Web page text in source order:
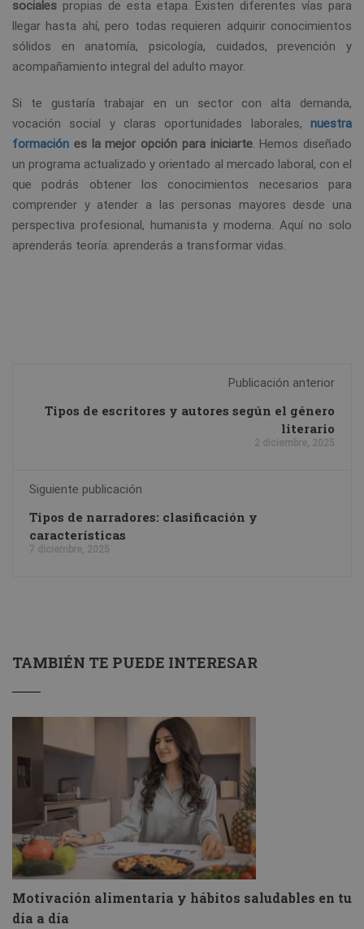
sociales propias de esta etapa. Existen diferentes vías para
llegar hasta ahí, pero todas requieren adquirir conocimientos
sólidos en anatomía, psicología, cuidados, prevención y
acompañamiento integral del adulto mayor.
Si te gustaría trabajar en un sector con alta demanda,
vocación social y claras oportunidades laborales, nuestra
formación es la mejor opción para iniciarte. Hemos diseñado
un programa actualizado y orientado al mercado laboral, con el
que podrás obtener los conocimientos necesarios para
comprender y atender a las personas mayores desde una
perspectiva profesional, humanista y moderna. Aquí no solo
aprenderás teoría: aprenderás a transformar vidas.
Publicación anterior
Tipos de escritores y autores según el género
literario
2 diciembre, 2025
Siguiente publicación
Tipos de narradores: clasificación y
características
7 diciembre, 2025
TAMBIÉN TE PUEDE INTERESAR
Motivación alimentaria y hábitos saludables en tu
día a día